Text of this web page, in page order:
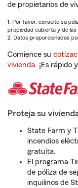
de propietarios de
1. Por favor, consulte su
propiedad cubierta y de las
2. Datos proporcionados
Comience su
vivienda. ¡Es rápido
Proteja su
State Farm y
incendios
gratuita.
El programa
de póliza de
inquilinos de